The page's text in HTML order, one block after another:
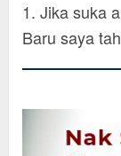
1. Jika suka
Baru saya